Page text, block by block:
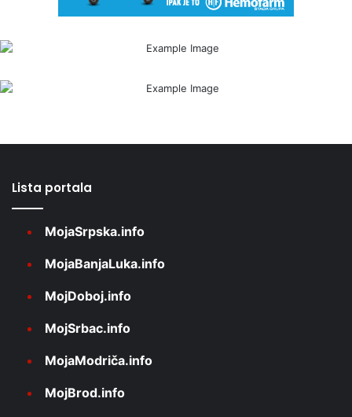
Lista portala
MojaSrpska.info
MojaBanjaLuka.info
MojDoboj.info
MojSrbac.info
MojaModriča.info
MojBrod.info